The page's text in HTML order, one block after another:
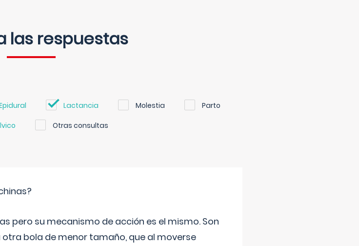
las respuestas
Lactancia Molestia Parto
Otras consultas
pero su mecanismo de acción es el mismo. Son
bola de menor tamaño, que al moverse